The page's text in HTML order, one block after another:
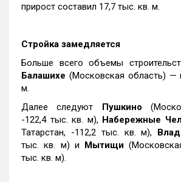
прирост составил 17,7 тыс. кв. м.
Стройка замедляется
Больше всего объемы
Балашихе (Московская область) —
м.
Далее следуют Пушкино
-122,4 тыс. кв. м), Набережные
Татарстан, -112,2 тыс. кв. м),
тыс. кв. м) и Мытищи
тыс. кв. м).